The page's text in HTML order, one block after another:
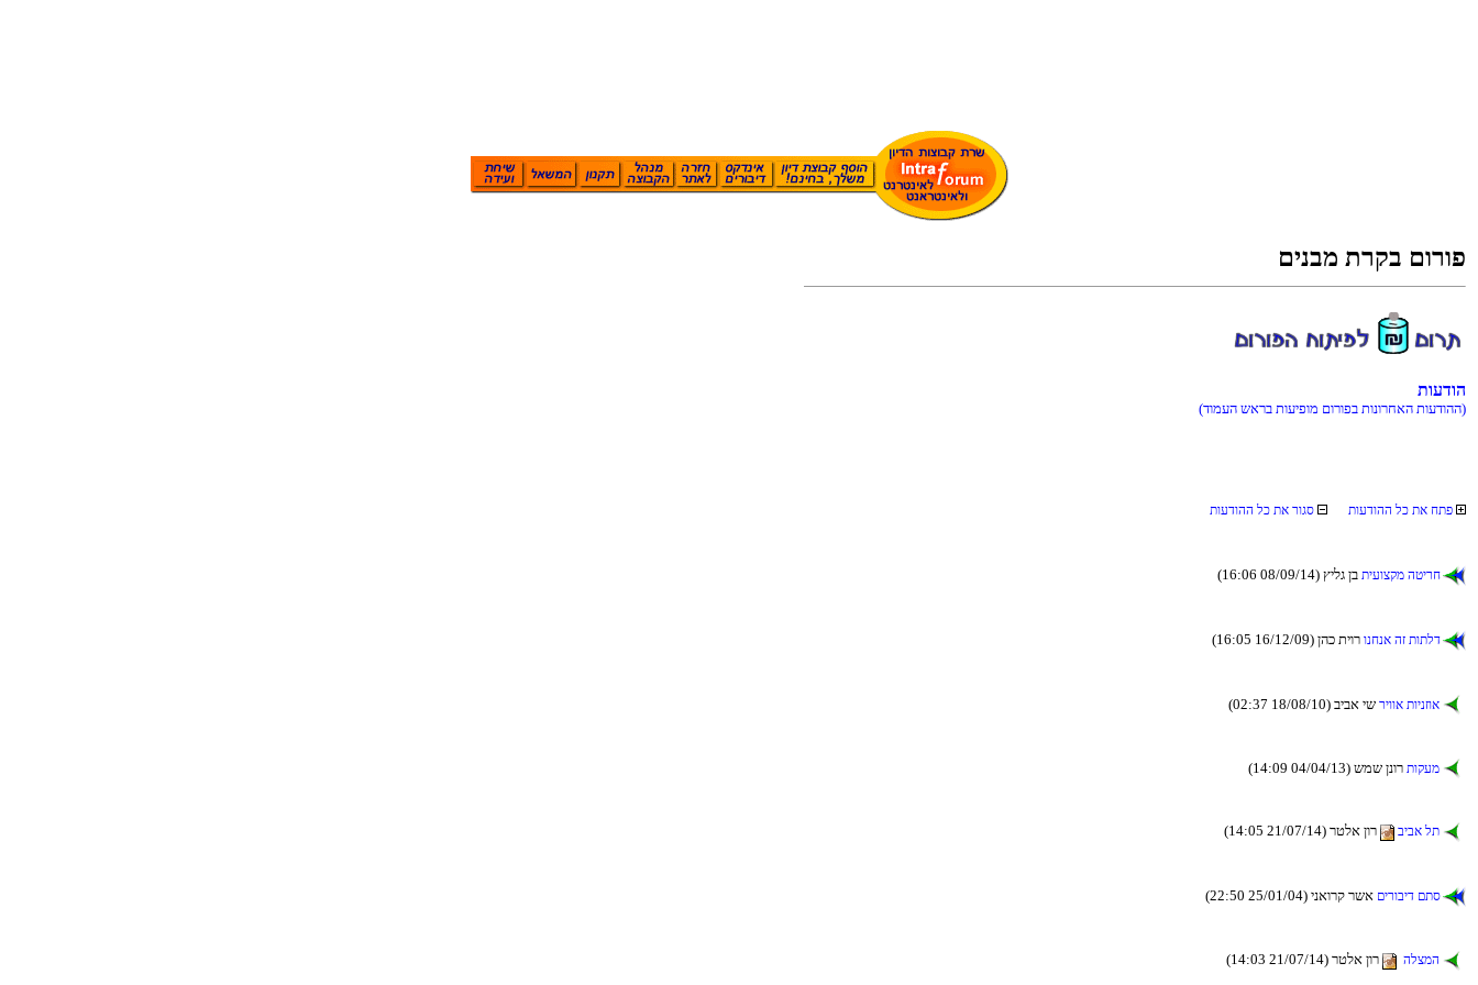
םינבמ תרקב םורופ
תועדוה
(דומעה שארב תועיפומ םורופב תונורחאה תועדוהה)
תועדוהה לכ תא רוגס תועדוהה לכ תא חתפ
(16:06 08/09/14) ץילג ןב תיעוצקמ הטירח
(16:05 16/12/09) ןהכ תיור ונחנא הז תותלד
(02:37 18/08/10) ביבא יש ריווא תוינזוא
(14:09 04/04/13) שמש ןנור תוקעמ
(14:05 21/07/14) רטלא ןור ביבא לת
(22:50 25/01/04) ינאורק רשא םירוביד םתס
(14:03 21/07/14) רטלא ןור הלצמה